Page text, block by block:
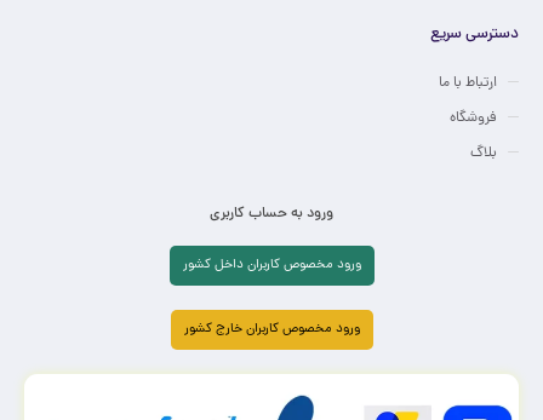
دسترسی سریع
ارتباط با ما
فروشگاه
بلاگ
ورود به حساب کاربری
ورود مخصوص کاربران داخل کشور
ورود مخصوص کاربران خارج کشور